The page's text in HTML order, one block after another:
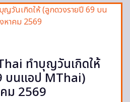
ทำบุญวันเกิดให้
บนแอป MThai)
คม 2569